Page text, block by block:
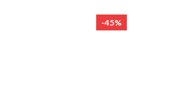
-45%